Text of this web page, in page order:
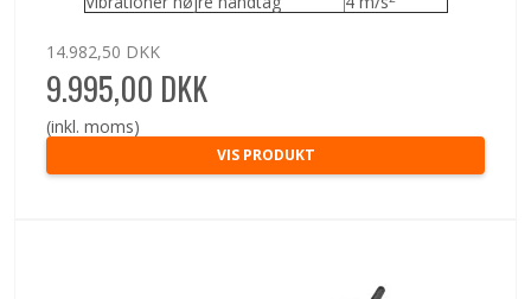
14.982,50 DKK
9.995,00 DKK
(inkl. moms)
VIS PRODUKT